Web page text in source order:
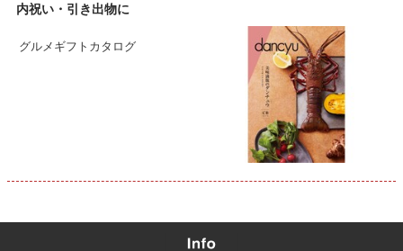
内祝い・引き出物に
グルメギフトカタログ